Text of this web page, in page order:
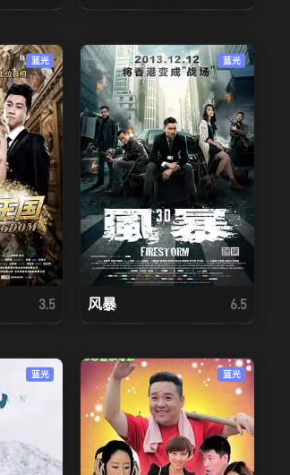
蓝光
3.5
蓝光
风暴 6.5
蓝光 蓝光